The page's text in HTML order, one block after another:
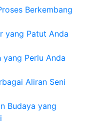
Berkembang
yang Patut Anda
Perlu Anda
Aliran Seni
Budaya yang